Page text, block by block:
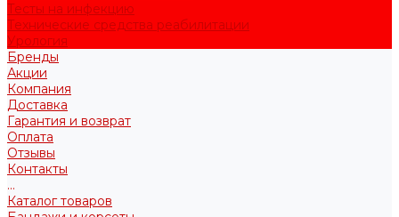
Тесты на инфекцию
Технические средства реабилитации
Урология
Бренды
Акции
Компания
Доставка
Гарантия и возврат
Оплата
Отзывы
Контакты
...
Каталог товаров